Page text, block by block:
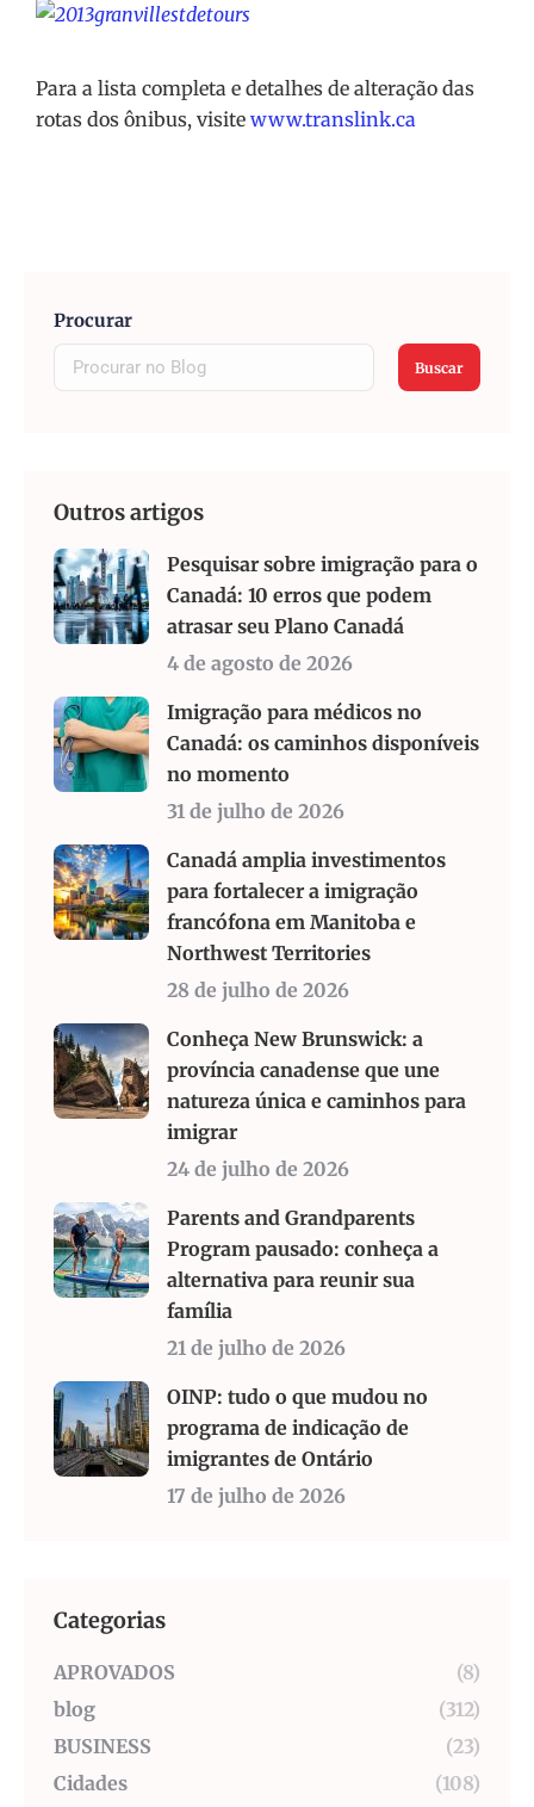
Para a lista completa e detalhes de alteração das
rotas dos ônibus, visite www.translink.ca
Procurar
Buscar
Outros artigos
Pesquisar sobre imigração para o
Canadá: 10 erros que podem
atrasar seu Plano Canadá
4 de agosto de 2026
Imigração para médicos no
Canadá: os caminhos disponíveis
no momento
31 de julho de 2026
Canadá amplia investimentos
para fortalecer a imigração
francófona em Manitoba e
Northwest Territories
28 de julho de 2026
Conheça New Brunswick: a
província canadense que une
natureza única e caminhos para
imigrar
24 de julho de 2026
Parents and Grandparents
Program pausado: conheça a
alternativa para reunir sua
família
21 de julho de 2026
OINP: tudo o que mudou no
programa de indicação de
imigrantes de Ontário
17 de julho de 2026
Categorias
APROVADOS
(8)
blog
(312)
BUSINESS
(23)
Cidades
(108)